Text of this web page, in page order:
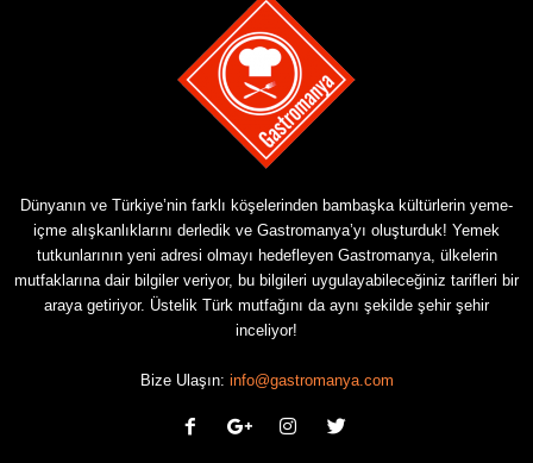
Dünyanın ve Türkiye’nin farklı köşelerinden bambaşka kültürlerin yeme-
içme alışkanlıklarını derledik ve Gastromanya’yı oluşturduk! Yemek
tutkunlarının yeni adresi olmayı hedefleyen Gastromanya, ülkelerin
mutfaklarına dair bilgiler veriyor, bu bilgileri uygulayabileceğiniz tarifleri bir
araya getiriyor. Üstelik Türk mutfağını da aynı şekilde şehir şehir
inceliyor!
Bize Ulaşın: info@gastromanya.com